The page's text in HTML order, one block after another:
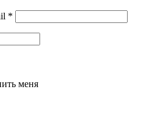
*
меня